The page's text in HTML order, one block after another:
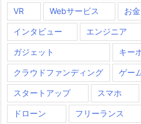
VR
Webサービス お金
インタビュー エンジニア
ガジェット キー
クラウドファンディング ゲー
スタートアップ スマホ
ドローン フリーランス